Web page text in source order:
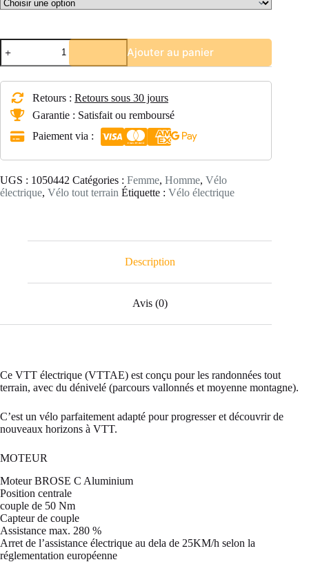
quantité
de
Vélo
VTT
électrique
semi-
rigide
500
Ajouter au panier
Retours : Retours sous 30 jours
Garantie : Satisfait ou remboursé
Paiement via :
UGS : 1050442 Catégories : Femme, Homme, Vélo
électrique, Vélo tout terrain Étiquette : Vélo électrique
Description
Avis (0)
Ce VTT électrique (VTTAE) est conçu pour les randonnées tout
terrain, avec du dénivelé (parcours vallonnés et moyenne montagne).
C’est un vélo parfaitement adapté pour progresser et découvrir de
nouveaux horizons à VTT.
MOTEUR
Moteur BROSE C Aluminium
Position centrale
couple de 50 Nm
Capteur de couple
Assistance max. 280 %
Arret de l’assistance électrique au dela de 25KM/h selon la
réglementation européenne